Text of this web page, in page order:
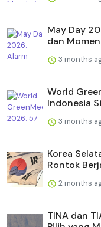
May Day
dan
3 months
World
Indonesia
3 months
Korea
Rontok
2 months
TINA dan